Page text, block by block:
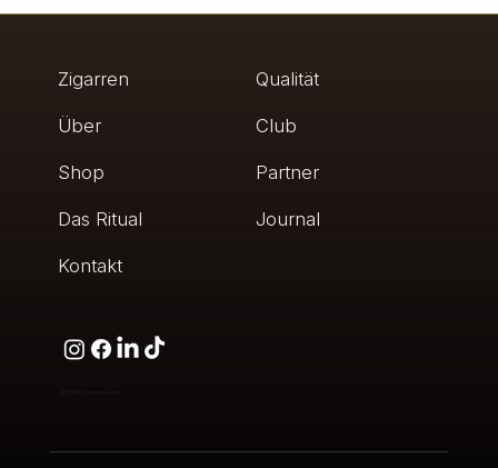
Zigarren Qualität
Über Club
Shop Partner
Das Ritual Journal
Kontakt